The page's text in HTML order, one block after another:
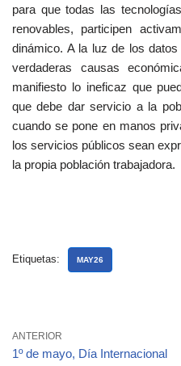
para que todas las
renovables, participen
dinámico. A la luz de los
verdaderas causas
manifiesto lo ineficaz que
que debe dar servicio a la
cuando se pone en manos
los servicios públicos sean
la propia población trabajadora.
Etiquetas: MAY26
ANTERIOR
1º de mayo, Día Internacional